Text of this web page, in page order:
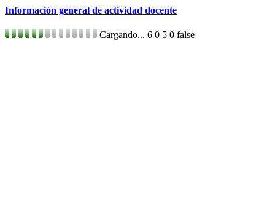
Información general de actividad docente
Cargando... 6 0 5 0 false